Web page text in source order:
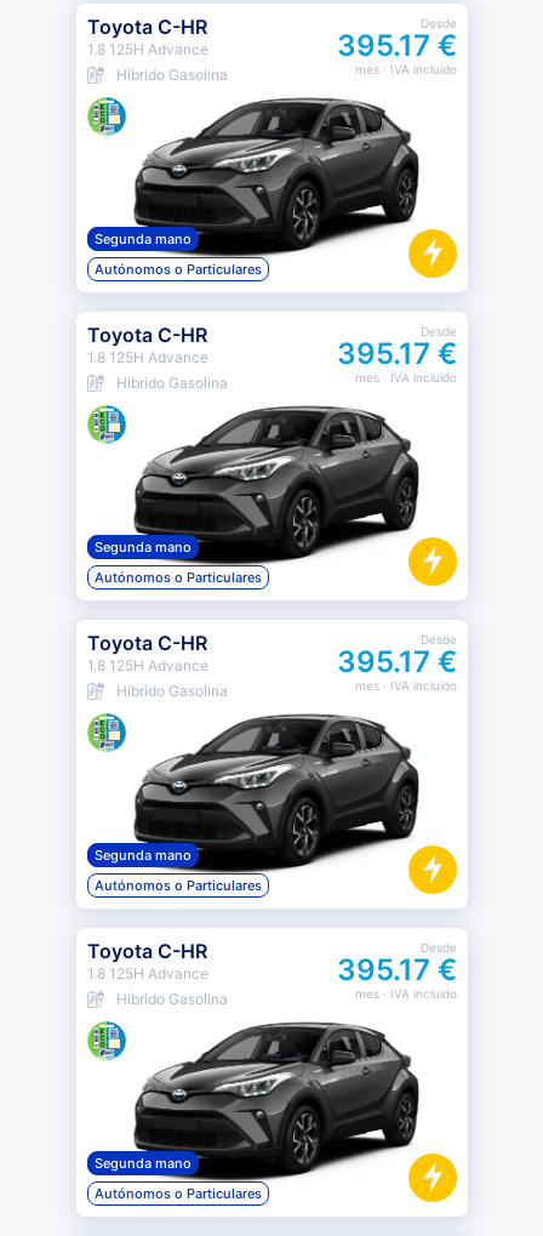
Toyota C-HR
1.8 125H Advance
Híbrido Gasolina
Desde
395.17 €
mes· IVA incluido
Segunda mano
Autónomos o Particulares
Toyota C-HR
1.8 125H Advance
Híbrido Gasolina
Desde
395.17 €
mes· IVA incluido
Segunda mano
Autónomos o Particulares
Toyota C-HR
1.8 125H Advance
Híbrido Gasolina
Desde
395.17 €
mes· IVA incluido
Segunda mano
Autónomos o Particulares
Toyota C-HR
1.8 125H Advance
Híbrido Gasolina
Desde
395.17 €
mes· IVA incluido
Segunda mano
Autónomos o Particulares